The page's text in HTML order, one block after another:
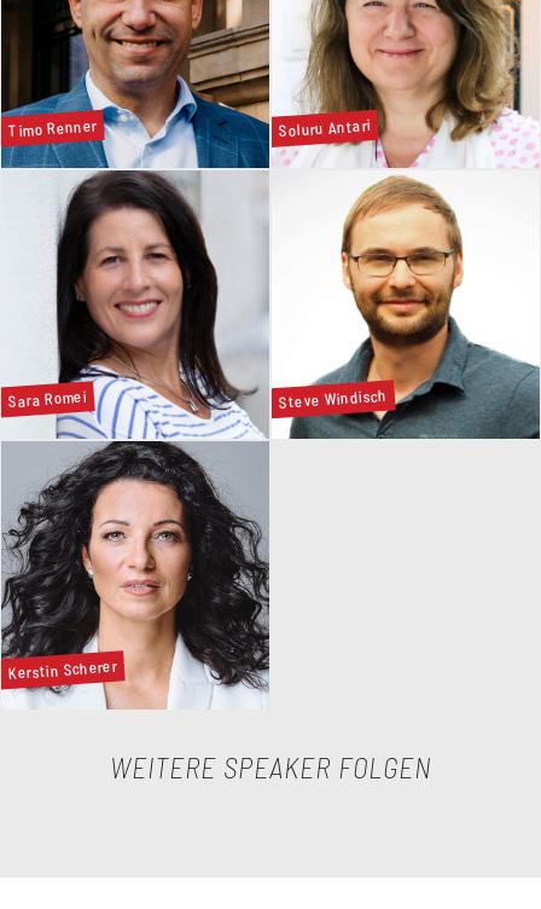
Timo Renner Soluru Antari
Sara Romei Steve Windisch
Kerstin Scherer
WEITERE SPEAKER FOLGEN